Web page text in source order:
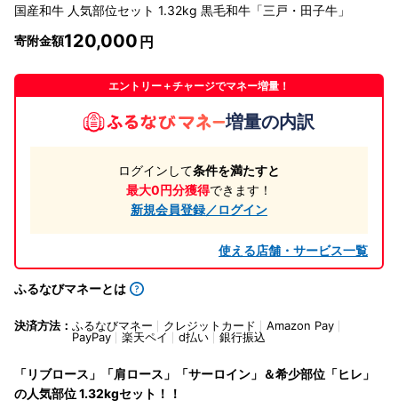
国産和牛 人気部位セット 1.32kg 黒毛和牛「三戸・田子牛」
寄附金額120,000
エントリー＋チャージでマネー増量！
増量の内訳
ログインして条件を満たすと
最大0円分獲得できます！
新規会員登録／ログイン
使える店舗・サービス一覧
ふるなびマネーとは
決済方法： ふるなびマネー クレジットカード
Amazon Pay
PayPay
楽天ペイ d払い 銀行振込
「リブロース」「肩ロース」「サーロイン」＆希少部位「ヒレ」
の人気部位 1.32kgセット！！